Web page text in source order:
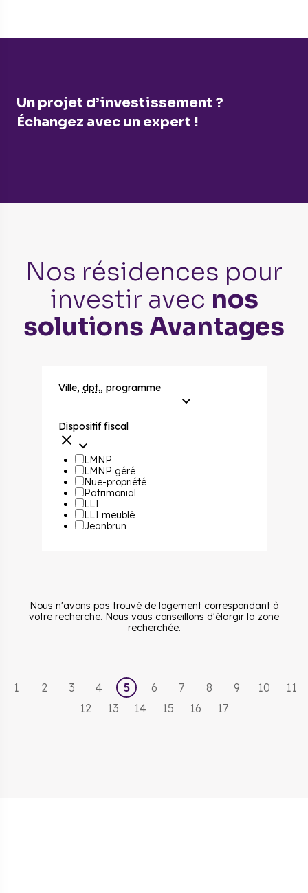
Un projet d’investissement ?
Échangez avec un expert !
Nos résidences pour
investir avec nos
solutions Avantages
Ville, dpt., programme
Dispositif fiscal
LMNP
LMNP géré
Nue-propriété
Patrimonial
LLI
LLI meublé
Jeanbrun
Nous n'avons pas trouvé de logement correspondant à
votre recherche. Nous vous conseillons d'élargir la zone
recherchée.
1 2 3 4 5 6 7 8 9 10
11
12
13 14 15 16 17